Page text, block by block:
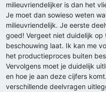
milieuvriendelijker is dan het
Je moet dan sowieso weten
milieuvriendelijk. Je eerste
goed! Vergeet niet duidelijk op
beschouwing laat. Ik kan me
het productieproces buiten
Vervolgens moet je duidelijk
en hoe je aan deze cijfers
verschillende deelvragen